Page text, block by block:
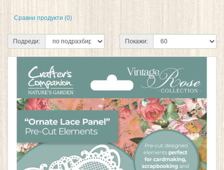
Сравни продукти (0)
Подреди: Покажи: